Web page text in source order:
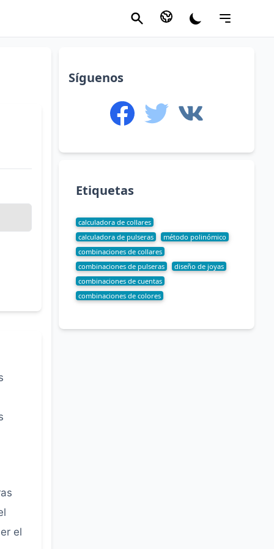
el
Síguenos
Etiquetas
calculadora de collares
calculadora de pulseras
método polinómico
combinaciones de collares
combinaciones de pulseras
diseño de joyas
combinaciones de cuentas
combinaciones de colores